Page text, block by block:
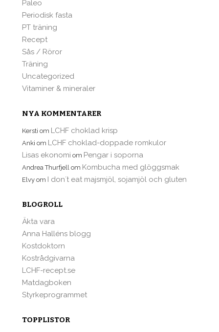
Paleo
Periodisk fasta
PT träning
Recept
Sås / Röror
Träning
Uncategorized
Vitaminer & mineraler
NYA KOMMENTARER
Kersti om LCHF choklad krisp
Anki om LCHF choklad-doppade romkulor
Lisas ekonomi om Pengar i soporna
Andrea Thurfjell om Kombucha med glöggsmak
Elvy om I don´t eat majsmjöl, sojamjöl och gluten
BLOGROLL
Äkta vara
Anna Halléns blogg
Kostdoktorn
Kostrådgivarna
LCHF-recept.se
Matdagboken
Styrkeprogrammet
TOPPLISTOR